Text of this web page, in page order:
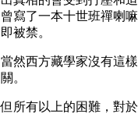
曾寫了一本十世班禪喇
即被禁。
當然西方藏學家沒有這
關。
但所有以上的困難，對